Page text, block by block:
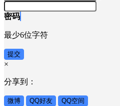
密码
最少6位字符
提交
×
分享到：
微博 QQ好友 QQ空间